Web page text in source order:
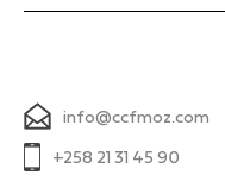
info@ccfmoz.com
+258 21 31 45 90